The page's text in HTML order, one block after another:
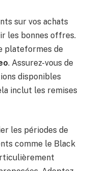
sur vos achats
les bonnes offres.
plateformes de
. Assurez-vous de
disponibles
inclut les remises
les périodes de
comme le Black